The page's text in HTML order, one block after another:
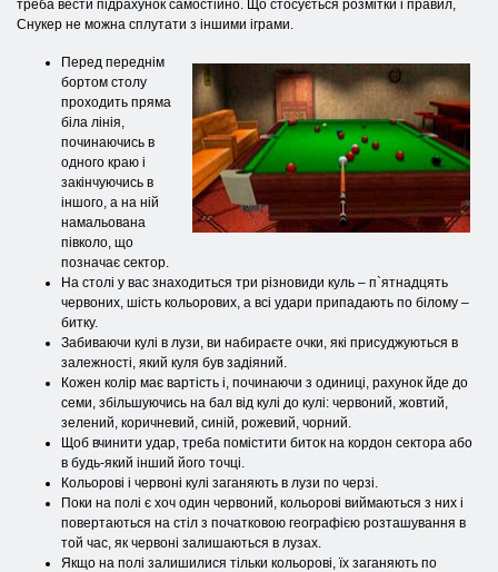
треба вести підрахунок самостійно. Що стосується розмітки і правил,
Снукер не можна сплутати з іншими іграми.
Перед переднім
бортом столу
проходить пряма
біла лінія,
починаючись в
одного краю і
закінчуючись в
іншого, а на ній
намальована
півколо, що
позначає сектор.
На столі у вас знаходиться три різновиди куль – п`ятнадцять
червоних, шість кольорових, а всі удари припадають по білому –
битку.
Забиваючи кулі в лузи, ви набираєте очки, які присуджуються в
залежності, який куля був задіяний.
Кожен колір має вартість і, починаючи з одиниці, рахунок йде до
семи, збільшуючись на бал від кулі до кулі: червоний, жовтий,
зелений, коричневий, синій, рожевий, чорний.
Щоб вчинити удар, треба помістити биток на кордон сектора або
в будь-який інший його точці.
Кольорові і червоні кулі заганяють в лузи по черзі.
Поки на полі є хоч один червоний, кольорові виймаються з них і
повертаються на стіл з початковою географією розташування в
той час, як червоні залишаються в лузах.
Якщо на полі залишилися тільки кольорові, їх заганяють по